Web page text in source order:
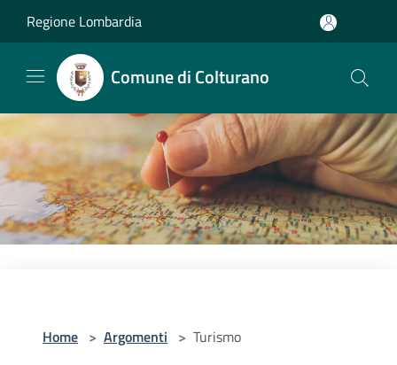
Regione Lombardia
Comune di Colturano
Home > Argomenti > Turismo